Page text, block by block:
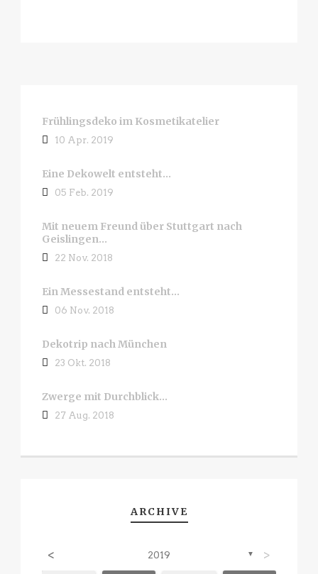
Frühlingsdeko im Kosmetikatelier
10 Apr. 2019
Eine Dekowelt entsteht…
05 Feb. 2019
Mit neuem Freund über Stuttgart nach
Geislingen…
22 Nov. 2018
Ein Messestand entsteht…
06 Nov. 2018
Dekotrip nach München
23 Okt. 2018
Zwerge mit Durchblick…
27 Aug. 2018
ARCHIVE
< 2019 ▼ >